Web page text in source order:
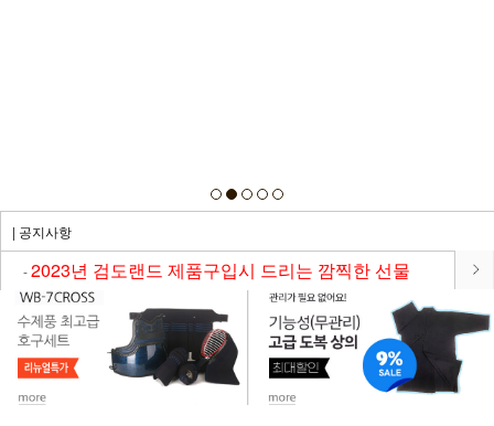
| 공지사항
-2023년 검도랜드 제품구입시 드리는 깜찍한 선물